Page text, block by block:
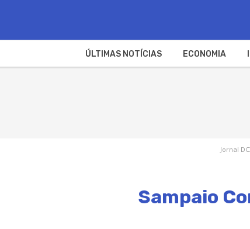
ÚLTIMAS NOTÍCIAS ECONOMIA
Jornal
Sampaio